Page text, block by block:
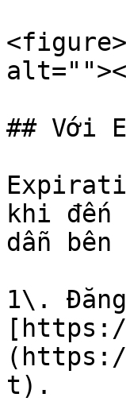
## Với
khi đến
dẫn
1\.
t).